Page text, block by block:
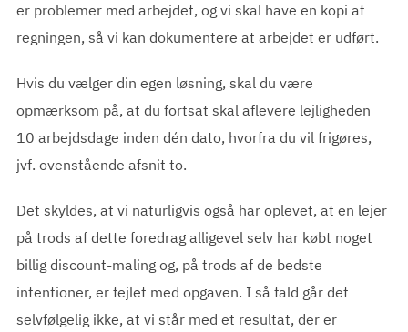
er problemer med arbejdet, og vi skal have en kopi af
regningen, så vi kan dokumentere at arbejdet er udført.
Hvis du vælger din egen løsning, skal du være
opmærksom på, at du fortsat skal aflevere lejligheden
10 arbejdsdage inden dén dato, hvorfra du vil frigøres,
jvf. ovenstående afsnit to.
Det skyldes, at vi naturligvis også har oplevet, at en lejer
på trods af dette foredrag alligevel selv har købt noget
billig discount-maling og, på trods af de bedste
intentioner, er fejlet med opgaven. I så fald går det
selvfølgelig ikke, at vi står med et resultat, der er